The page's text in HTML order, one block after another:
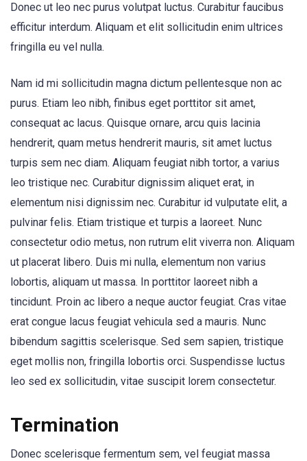
Donec ut leo nec purus volutpat luctus. Curabitur faucibus
efficitur interdum. Aliquam et elit sollicitudin enim ultrices
fringilla eu vel nulla.
Nam id mi sollicitudin magna dictum pellentesque non ac
purus. Etiam leo nibh, finibus eget porttitor sit amet,
consequat ac lacus. Quisque ornare, arcu quis lacinia
hendrerit, quam metus hendrerit mauris, sit amet luctus
turpis sem nec diam. Aliquam feugiat nibh tortor, a varius
leo tristique nec. Curabitur dignissim aliquet erat, in
elementum nisi dignissim nec. Curabitur id vulputate elit, a
pulvinar felis. Etiam tristique et turpis a laoreet. Nunc
consectetur odio metus, non rutrum elit viverra non. Aliquam
ut placerat libero. Duis mi nulla, elementum non varius
lobortis, aliquam ut massa. In porttitor laoreet nibh a
tincidunt. Proin ac libero a neque auctor feugiat. Cras vitae
erat congue lacus feugiat vehicula sed a mauris. Nunc
bibendum sagittis scelerisque. Sed sem sapien, tristique
eget mollis non, fringilla lobortis orci. Suspendisse luctus
leo sed ex sollicitudin, vitae suscipit lorem consectetur.
Termination
Donec scelerisque fermentum sem, vel feugiat massa